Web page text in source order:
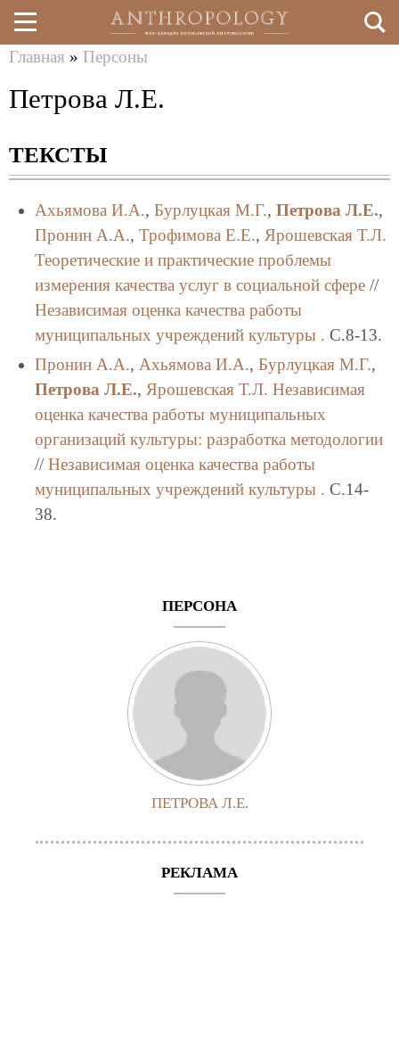
Перейти
к
содержанию
здесь
Главная » Персоны
Петрова Л.Е.
ТЕКСТЫ
Ахьямова И.А., Бурлуцкая М.Г., Петрова Л.Е.,
Пронин А.А., Трофимова Е.Е., Ярошевская Т.Л.
Теоретические и практические проблемы
измерения качества услуг в социальной сфере//
Независимая оценка качества работы
муниципальных учреждений культуры . C.8-13.
Пронин А.А., Ахьямова И.А., Бурлуцкая М.Г.,
Петрова Л.Е., Ярошевская Т.Л. Независимая
оценка качества работы муниципальных
организаций культуры: разработка методологии
// Независимая оценка качества работы
муниципальных учреждений культуры . C.14-
38.
ПЕРСОНА
ПЕТРОВА Л.Е.
РЕКЛАМА